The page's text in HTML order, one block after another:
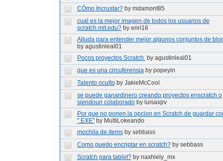
CÓmo Incrustar? by mdamont85
cual es la mejor imagen de todos los usuarios de
scratch.mit.edu? by enri16
Alluda para entender mejor algunos conjuntos de
by agustinleal01
Pocos proyectos Scratch. by agustinleal01
que es una circuferensia by popeyin
Talento oculto by JakieMcCool
se puede ganardinero creando proyectos enscratch o
siendoun colaborado by luisaxpv
Por que no ponen la opcion en Scratch de guardar
".EXE" by MultiLokeando
mochila de items by sebbass
Como puedo encriptar en scratch? by sebbass
Scratch para tablet? by naxhiely_mx